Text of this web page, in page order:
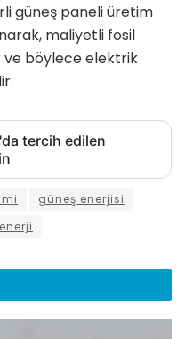
güneş paneli üretim
maliyetli fosil
ve böylece elektrik
tercih edilen
güneş enerjisi